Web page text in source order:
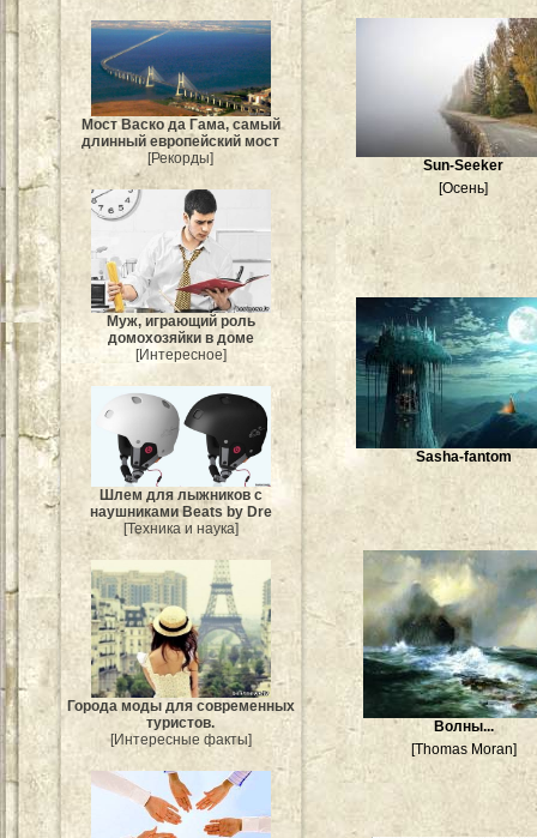
Мост Васко да Гама, самый
длинный европейский мост
[Рекорды]
Муж, играющий роль
домохозяйки в доме
[Интересное]
Шлем для лыжников с
наушниками Beats by Dre
[Техника и наука]
Города моды для современных
туристов.
[Интересные факты]
Sun-Seeker
[Осень]
Sasha-fantom
Волны...
[Thomas Moran]